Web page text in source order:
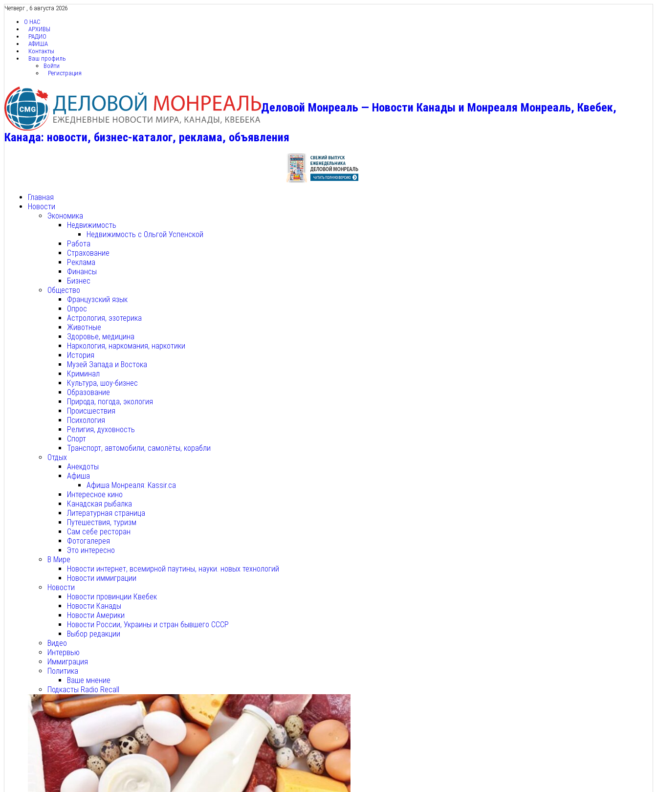
Четверг , 6 августа 2026
О НАС
АРХИВЫ
РАДИО
АФИША
Контакты
Ваш профиль
Войти
Регистрация
Деловой Монреаль — Новости Канады и Монреаля Монреаль, Квебек,
Канада: новости, бизнес-каталог, реклама, объявления
Главная
Новости
Экономика
Недвижимость
Недвижимость с Ольгой Успенской
Работа
Страхование
Реклама
Финансы
Бизнес
Общество
Французский язык
Опрос
Астрология, эзотерика
Животные
Здоровье, медицина
Наркология, наркомания, наркотики
История
Музей Запада и Востока
Криминал
Культура, шоу-бизнес
Образование
Природа, погода, экология
Происшествия
Психология
Религия, духовность
Спорт
Транспорт, автомобили, самолёты, корабли
Отдых
Анекдоты
Афиша
Афиша Монреаля: Kassir.ca
Интересное кино
Канадская рыбалка
Литературная страница
Путешествия, туризм
Сам себе ресторан
Фотогалерея
Это интересно
В Мире
Новости интернет, всемирной паутины, науки. новых технологий
Новости иммиграции
Новости
Новости провинции Квебек
Новости Канады
Новости Америки
Новости России, Украины и стран бывшего СССР
Выбор редакции
Видео
Интервью
Иммиграция
Политика
Ваше мнение
Подкасты Radio Recall